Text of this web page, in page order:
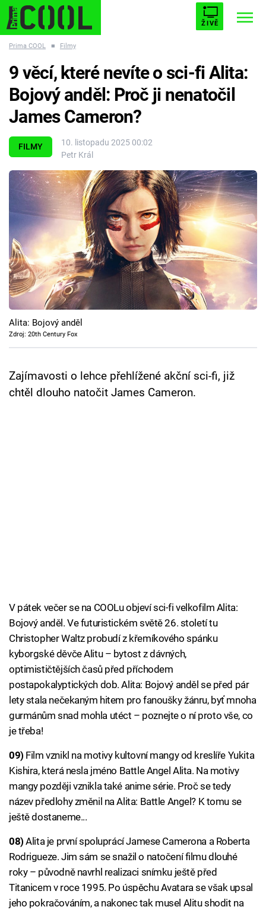
ŽIVĚ
ESCAPE PLNEJ KOTEL AVENGERS 5
Témata
Filmy
Seriály
Hry
Cool Esport
Pořady
TV Program
Prima COOL ■ Filmy
FILMY
10. listopadu 2025 00:02
Petr Král
9 věcí, které nevíte o sci-fi Alita:
Bojový anděl: Proč ji nenatočil
James Cameron?
Alita: Bojový anděl
Zdroj: 20th Century Fox
Zajímavosti o lehce přehlížené akční sci-fi, již
chtěl dlouho natočit James Cameron.
V pátek večer se na COOLu objeví sci-fi velkofilm Alita:
Bojový anděl. Ve futuristickém světě 26. století tu
Christopher Waltz probudí z křemíkového spánku
kyborgské děvče Alitu – bytost z dávných,
optimističtějších časů před příchodem
postapokalyptických dob. Alita: Bojový anděl se před pár
lety stala nečekaným hitem pro fanoušky žánru, byť mnoha
gurmánům snad mohla utéct – poznejte o ní proto vše, co
je třeba!
09) Film vznikl na motivy kultovní mangy od kreslíře Yukita
Kishira, která nesla jméno Battle Angel Alita. Na motivy
mangy později vznikla také anime série. Proč se tedy
název předlohy změnil na Alita: Battle Angel? K tomu se
ještě dostaneme...
08) Alita je první spoluprácí Jamese Camerona a Roberta
Rodrigueze. Jim sám se snažil o natočení filmu dlouhé
roky – původně navrhl realizaci snímku ještě před
Titanicem v roce 1995. Po úspěchu Avatara se však upsal
jeho pokračováním, a nakonec tak musel Alitu shodit na